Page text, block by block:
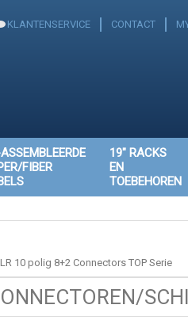
KLANTENSERVICE CONTACT
FIBER
19" RACKS
EN
TOEBEHOREN
10 polig 8+2 Connectors TOP Serie